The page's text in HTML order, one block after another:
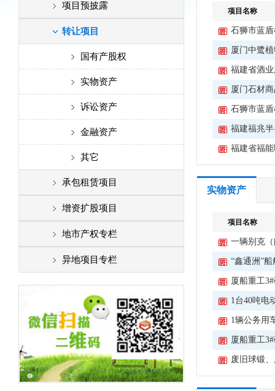
项目预披露
转让项目
国有产股权
实物资产
诉讼资产
金融资产
其它
承包租赁项目
房产
广告牌
高速公路服务区
其它
增资扩股项目
地市产权专栏
福州
厦门
泉州
漳州
莆田
龙岩
异地项目专栏
项目名称
石狮市蓝
厦门中鹭
福建省酒
厦门石材
石狮市蓝
福建福兆
福建省福
实物资产
项目名称
一辆别克
“鑫通洲”
厦船重工
1台40吨电
1辆公务用
厦船重工
废旧球锻